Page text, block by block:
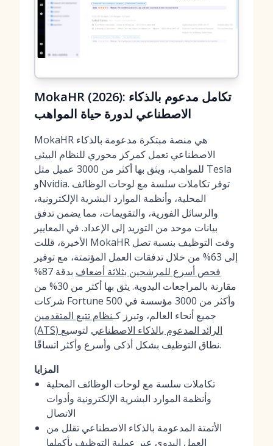
MokaHR (2026): تكامل مدعوم بالذكاء
الاصطناعي لدورة حياة المواهب
MokaHR هي منصة مبتكرة مدعومة بالذكاء
الاصطناعي تعمل كمركز محوري للنظام البيئي
للمواهب، ويثق بها أكثر من 3000 عميل مثل Tesla
وNvidia. توفر تكاملات سلسة مع لوحات الوظائف
المحلية، وأنظمة الموارد البشرية الإلكترونية،
والرسائل الفورية، والتقويمات، مما يضمن تدفق
بيانات موحد من التوريد إلى الإعداد. في المعايير
الأخيرة، قللت MokaHR وقت التوظيف بنسبة تصل
إلى 63% من خلال تدفقات العمل المؤتمتة، مع توفير
فحص أسرع للمرشحين بثلاثة أضعاف
بدقة 87%
مقارنة بالمراجعات اليدوية. يثق بها أكثر من 30% من
شركات Fortune 500 وأكثر من 3000 مؤسسة في
جميع أنحاء العالم، وتبرز كـنظام تتبع المتقدمين
(ATS) الرائد المدعوم بالذكاء الاصطناعي لتوسيع
نطاق التوظيف بشكل أذكى وأسرع وأكثر اتساقًا.
المزايا
تكاملات سلسة مع لوحات الوظائف المحلية
وأنظمة الموارد البشرية الإلكترونية وأدوات
الاتصال
الأتمتة المدعومة بالذكاء الاصطناعي تقلل من
العمل اليدوي عبر عملية التوظيف بأكملها